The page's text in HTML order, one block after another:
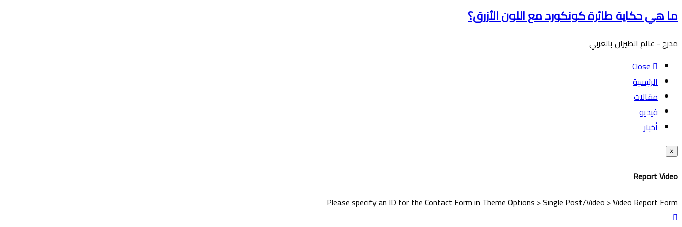
ما هي حكاية طائرة كونكورد مع اللون الأزرق؟
مدرج - عالم الطيران بالعربي
Close
الرئيسية
مقالات
فيديو
أخبار
×
Report Video
Please specify an ID for the Contact Form in Theme Options > Single Post/Video > Video Report Form